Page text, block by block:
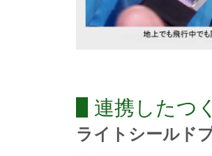
連携したつ
ライトシールド